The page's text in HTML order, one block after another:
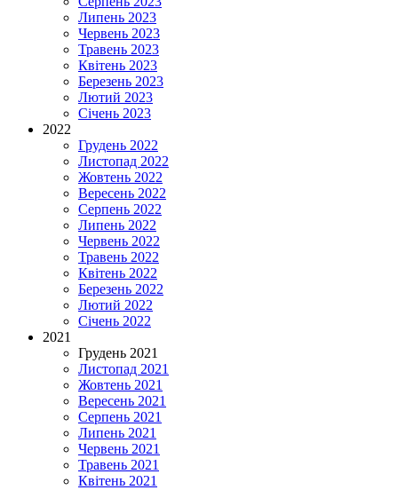
Липень 2023
Червень 2023
Травень 2023
Квітень 2023
Березень 2023
Лютий 2023
Січень 2023
2022
Грудень 2022
Листопад 2022
Жовтень 2022
Вересень 2022
Серпень 2022
Липень 2022
Червень 2022
Травень 2022
Квітень 2022
Березень 2022
Лютий 2022
Січень 2022
2021
Грудень 2021
Листопад 2021
Жовтень 2021
Вересень 2021
Серпень 2021
Липень 2021
Червень 2021
Травень 2021
Квітень 2021